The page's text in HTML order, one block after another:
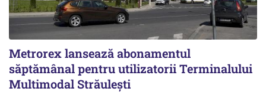
Metrorex lansează abonamentul
săptămânal pentru utilizatorii Terminalului
Multimodal Străulești